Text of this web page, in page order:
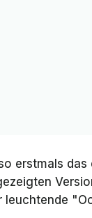
erstmals